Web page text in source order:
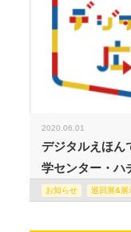
2020.06.01
デジタルえほん
学センター・ハ
お知らせ 巡回展&展